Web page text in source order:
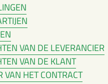
VAN DE LEVERANCIER
VAN DE KLANT
HET CONTRACT